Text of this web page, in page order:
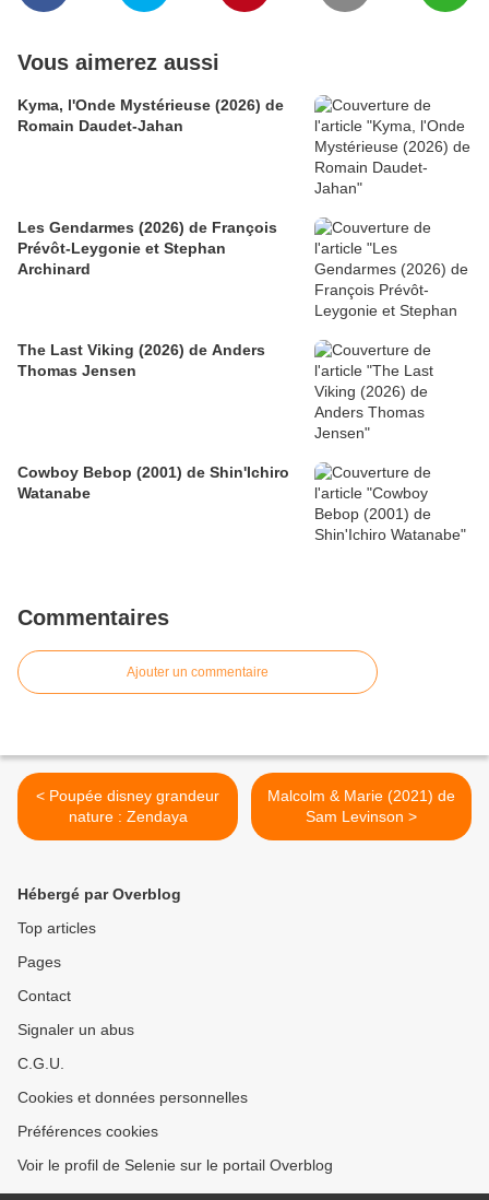
Vous aimerez aussi
Kyma, l'Onde Mystérieuse (2026) de
Romain Daudet-Jahan
Les Gendarmes (2026) de François
Prévôt-Leygonie et Stephan
Archinard
The Last Viking (2026) de Anders
Thomas Jensen
Cowboy Bebop (2001) de Shin'Ichiro
Watanabe
Commentaires
Ajouter un commentaire
< Poupée disney grandeur
nature : Zendaya
Malcolm & Marie (2021) de
Sam Levinson >
Hébergé par Overblog
Top articles
Pages
Contact
Signaler un abus
C.G.U.
Cookies et données personnelles
Préférences cookies
Voir le profil de Selenie sur le portail Overblog